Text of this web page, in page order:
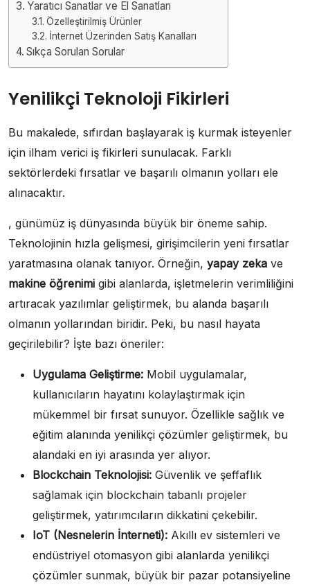
Yaratıcı Sanatlar ve El Sanatları
Özelleştirilmiş Ürünler
İnternet Üzerinden Satış Kanalları
Sıkça Sorulan Sorular
Yenilikçi Teknoloji Fikirleri
Bu makalede, sıfırdan başlayarak iş kurmak isteyenler
için ilham verici iş fikirleri sunulacak. Farklı
sektörlerdeki fırsatlar ve başarılı olmanın yolları ele
alınacaktır.
, günümüz iş dünyasında büyük bir öneme sahip.
Teknolojinin hızla gelişmesi, girişimcilerin yeni fırsatlar
yaratmasına olanak tanıyor. Örneğin, yapay zeka ve
makine öğrenimi gibi alanlarda, işletmelerin verimliliğini
artıracak yazılımlar geliştirmek, bu alanda başarılı
olmanın yollarından biridir. Peki, bu nasıl hayata
geçirilebilir? İşte bazı öneriler:
Uygulama Geliştirme: Mobil uygulamalar,
kullanıcıların hayatını kolaylaştırmak için
mükemmel bir fırsat sunuyor. Özellikle sağlık ve
eğitim alanında yenilikçi çözümler geliştirmek, bu
alandaki en iyi arasında yer alıyor.
Blockchain Teknolojisi: Güvenlik ve şeffaflık
sağlamak için blockchain tabanlı projeler
geliştirmek, yatırımcıların dikkatini çekebilir.
IoT (Nesnelerin İnterneti): Akıllı ev sistemleri ve
endüstriyel otomasyon gibi alanlarda yenilikçi
çözümler sunmak, büyük bir pazar potansiyeline